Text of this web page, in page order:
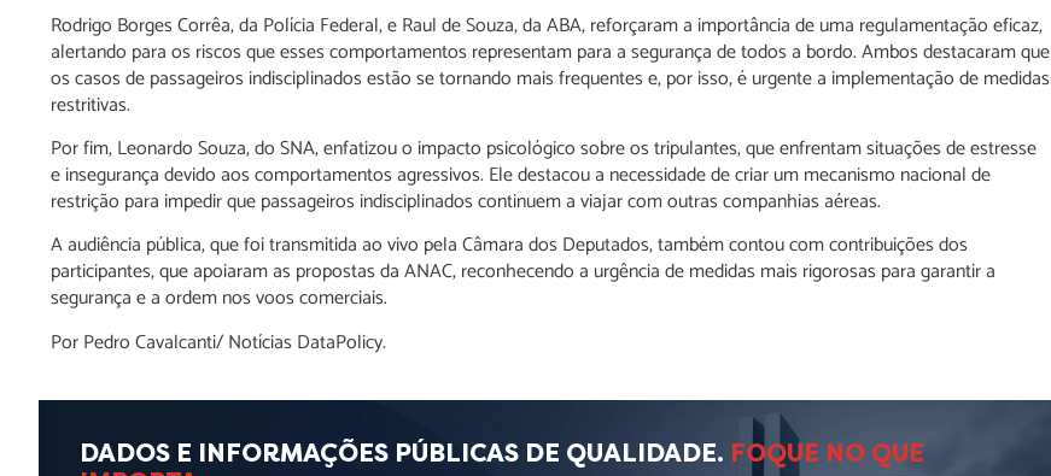
Rodrigo Borges Corrêa, da Polícia Federal, e Raul de Souza, da ABA, reforçaram a importância de uma regulamentação eficaz,
alertando para os riscos que esses comportamentos representam para a segurança de todos a bordo. Ambos destacaram que
os casos de passageiros indisciplinados estão se tornando mais frequentes e, por isso, é urgente a implementação de medidas
restritivas.
Por fim, Leonardo Souza, do SNA, enfatizou o impacto psicológico sobre os tripulantes, que enfrentam situações de estresse
e insegurança devido aos comportamentos agressivos. Ele destacou a necessidade de criar um mecanismo nacional de
restrição para impedir que passageiros indisciplinados continuem a viajar com outras companhias aéreas.
A audiência pública, que foi transmitida ao vivo pela Câmara dos Deputados, também contou com contribuições dos
participantes, que apoiaram as propostas da ANAC, reconhecendo a urgência de medidas mais rigorosas para garantir a
segurança e a ordem nos voos comerciais.
Por Pedro Cavalcanti/ Notícias DataPolicy.
DADOS E INFORMAÇÕES PÚBLICAS DE QUALIDADE. FOQUE NO QUE